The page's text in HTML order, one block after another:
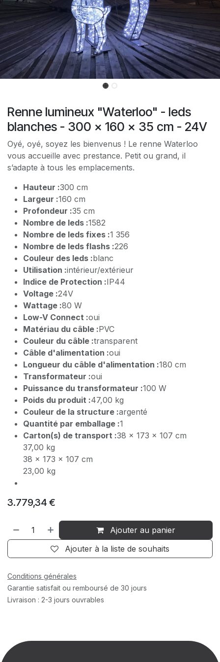
Renne lumineux "Waterloo" - leds
blanches - 300 x 160 x 35 cm - 24V
Oyé, oyé, soyez les bienvenus ! Le renne Waterloo
vous accueille avec prestance. Petit ou grand, il
s’adapte à tous les emplacements.
Hauteur :300 cm
Largeur :160 cm
Profondeur :35 cm
Nombre de leds :1582
Nombre de leds fixes :1 356
Nombre de leds flashs :226
Couleur des leds :blanc
Utilisation :intérieur/extérieur
Indice de Protection :IP44
Voltage :24V
Wattage :80 W
Low-V Connect :oui
Matériau du câble :PVC
Couleur du câble :transparent
Câble d'alimentation :oui
Longueur du câble d'alimentation :180 cm
Transformateur :oui
Puissance du transformateur :100 W
Poids du produit :47,00 kg
Couleur de la structure :argenté
Quantité par emballage :1
Carton(s) de transport :38 x 173 x 107 cm
37,00 kg
38 x 173 x 107 cm
23,00 kg
3.779,34 €
Ajouter au panier
Ajouter à la liste de souhaits
Conditions générales
Garantie satisfait ou remboursé de 30 jours
Livraison : 2-3 jours ouvrables